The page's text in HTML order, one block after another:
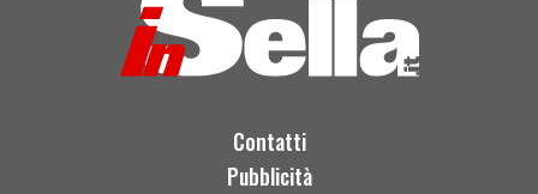
Contatti
Pubblicità